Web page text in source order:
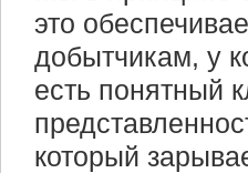
это
добытчикам, у
есть понятный
который